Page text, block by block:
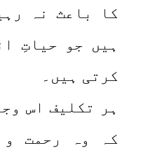
کا باعث نہ
ہیں جو حیاتِ
کرتی ہیں۔
ہر تکلیف اس
کہ وہ رحمت و